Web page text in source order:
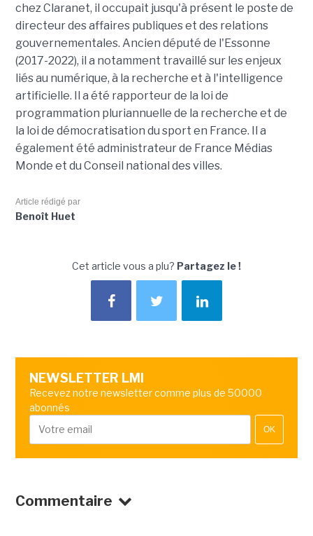
chez Claranet, il occupait jusqu'à présent le poste de
directeur des affaires publiques et des relations
gouvernementales. Ancien député de l'Essonne
(2017-2022), il a notamment travaillé sur les enjeux
liés au numérique, à la recherche et à l'intelligence
artificielle. Il a été rapporteur de la loi de
programmation pluriannuelle de la recherche et de
la loi de démocratisation du sport en France. Il a
également été administrateur de France Médias
Monde et du Conseil national des villes.
Article rédigé par
Benoît Huet
Cet article vous a plu? Partagez le !
NEWSLETTER LMI
Recevez notre newsletter comme plus de 50000
abonnés
OK
Commentaire